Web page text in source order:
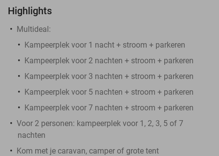
Highlights
Multideal:
Kampeerplek voor 1 nacht + stroom + parkeren
Kampeerplek voor 2 nachten + stroom + parkeren
Kampeerplek voor 3 nachten + stroom + parkeren
Kampeerplek voor 5 nachten + stroom + parkeren
Kampeerplek voor 7 nachten + stroom + parkeren
Voor 2 personen: kampeerplek voor 1, 2, 3, 5 of 7
nachten
Kom met je caravan, camper of grote tent